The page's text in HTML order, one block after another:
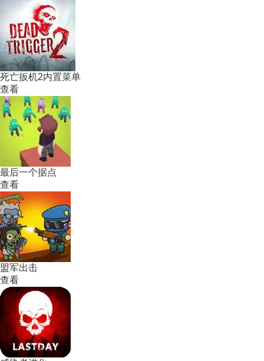
死亡扳机2内置菜单
查看
最后一个据点
查看
盟军出击
查看